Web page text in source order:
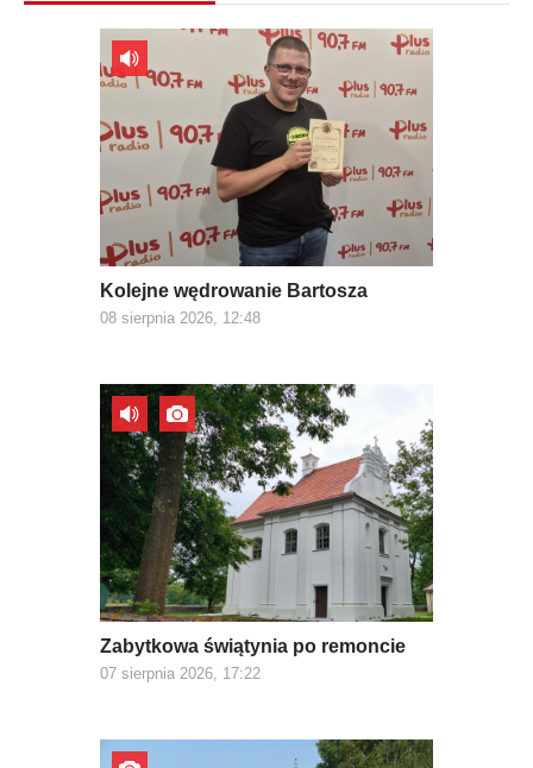
Kolejne wędrowanie Bartosza
08 sierpnia 2026, 12:48
Zabytkowa świątynia po remoncie
07 sierpnia 2026, 17:22